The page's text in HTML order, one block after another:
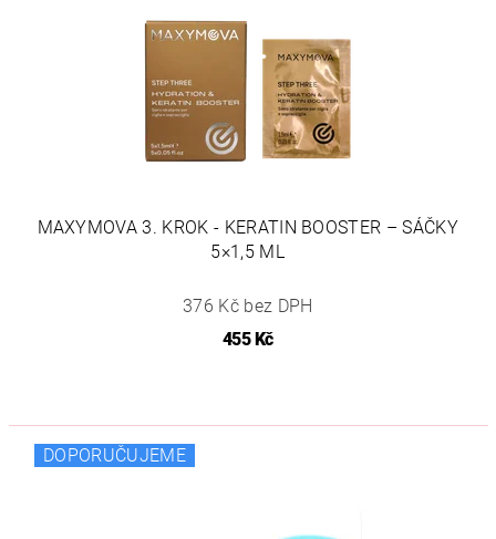
MAXYMOVA 3. KROK - KERATIN BOOSTER – SÁČKY
5×1,5 ML
376 Kč bez DPH
455 Kč
DOPORUČUJEME